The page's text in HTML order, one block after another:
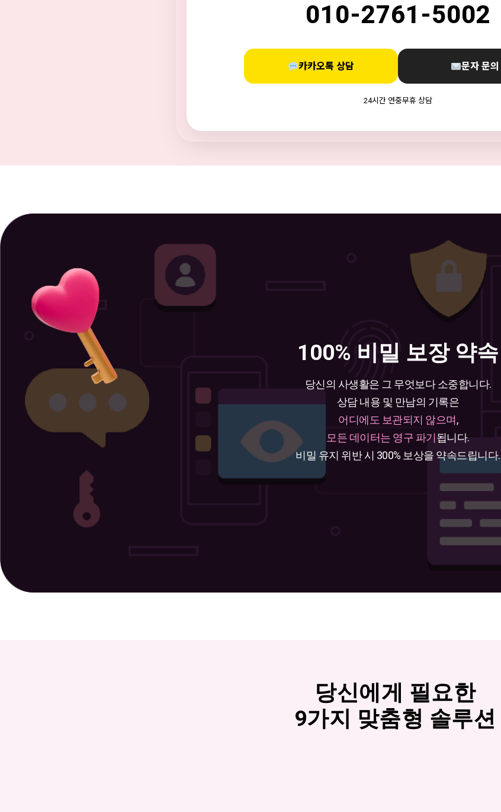
010-2761-5002
카카오톡 상담 문자 문의
24시간 연중무휴 상담
100% 비밀 보장 약속
당신의 사생활은 그 무엇보다 소중합니다.
상담 내용 및 만남의 기록은
어디에도 보관되지 않으며,
모든 데이터는 영구 파기됩니다.
비밀 유지 위반 시 300% 보상을 약속드립니다.
당신에게 필요한
9가지 맞춤형 솔루션